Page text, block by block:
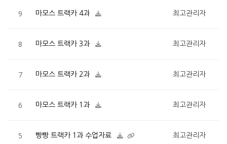
9 마모스 트랙카 4과 최고관리자
8 마모스 트랙카 3과 최고관리자
7 마모스 트랙카 2과 최고관리자
6 마모스 트랙카 1과 최고관리자
5 빵빵 트랙카 1과 수업자료 최고관리자